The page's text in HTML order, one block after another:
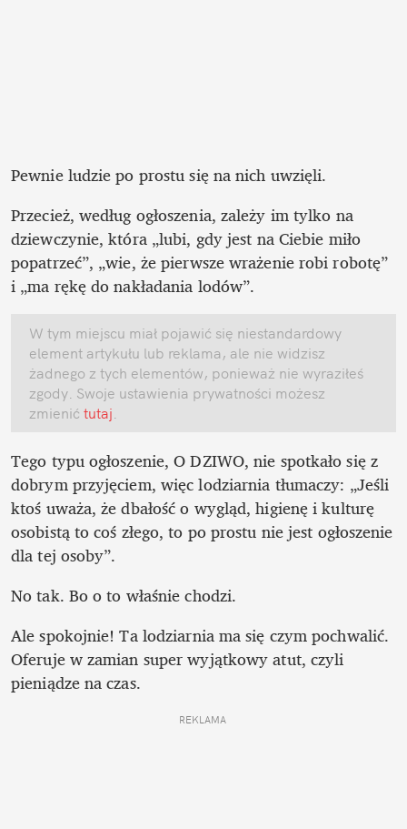
Pewnie ludzie po prostu się na nich uwzięli.
Przecież, według ogłoszenia, zależy im tylko na
dziewczynie, która „lubi, gdy jest na Ciebie miło
popatrzeć”, „wie, że pierwsze wrażenie robi robotę”
i „ma rękę do nakładania lodów”.
W tym miejscu miał pojawić się niestandardowy
element artykułu lub reklama, ale nie widzisz
żadnego z tych elementów, ponieważ nie wyraziłeś
zgody. Swoje ustawienia prywatności możesz
zmienić tutaj.
Tego typu ogłoszenie, O DZIWO, nie spotkało się z
dobrym przyjęciem, więc lodziarnia tłumaczy: „Jeśli
ktoś uważa, że dbałość o wygląd, higienę i kulturę
osobistą to coś złego, to po prostu nie jest ogłoszenie
dla tej osoby”.
No tak. Bo o to właśnie chodzi.
Ale spokojnie! Ta lodziarnia ma się czym pochwalić.
Oferuje w zamian super wyjątkowy atut, czyli
pieniądze na czas.
REKLAMA